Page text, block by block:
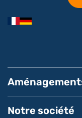
Aménagement Peugeot
Notre société